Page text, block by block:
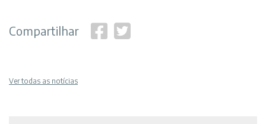
Compartilhar
Ver todas as notícias